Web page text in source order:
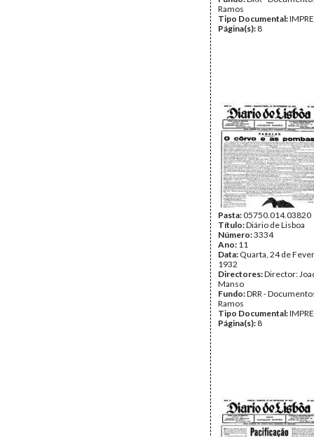
Ramos
Tipo Documental:
Página(s): 8
Pasta:05750.014.03820
Título:Diário de Lisboa
Número:3334
Ano: 11
Data: Quarta, 24 de
1932
Directores:Director:
Manso
Fundo:DRR -
Ramos
Tipo Documental:
Página(s): 8